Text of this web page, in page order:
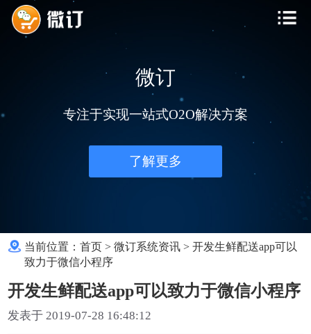
微订
专注于实现一站式O2O解决方案
了解更多
当前位置：首页 >微订系统资讯 >开发生鲜配送app可以
致力于微信小程序
开发生鲜配送app可以致力于微信小程序
发表于 2019-07-28 16:48:12